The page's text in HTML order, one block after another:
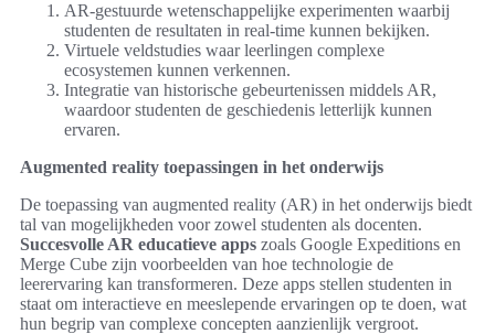
AR-gestuurde wetenschappelijke experimenten waarbij
studenten de resultaten in real-time kunnen bekijken.
Virtuele veldstudies waar leerlingen complexe
ecosystemen kunnen verkennen.
Integratie van historische gebeurtenissen middels AR,
waardoor studenten de geschiedenis letterlijk kunnen
ervaren.
Augmented reality toepassingen in het onderwijs
De toepassing van augmented reality (AR) in het onderwijs biedt
tal van mogelijkheden voor zowel studenten als docenten.
Succesvolle AR educatieve apps zoals Google Expeditions en
Merge Cube zijn voorbeelden van hoe technologie de
leerervaring kan transformeren. Deze apps stellen studenten in
staat om interactieve en meeslepende ervaringen op te doen, wat
hun begrip van complexe concepten aanzienlijk vergroot.